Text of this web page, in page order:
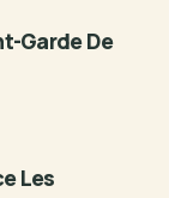
Garde De
Les